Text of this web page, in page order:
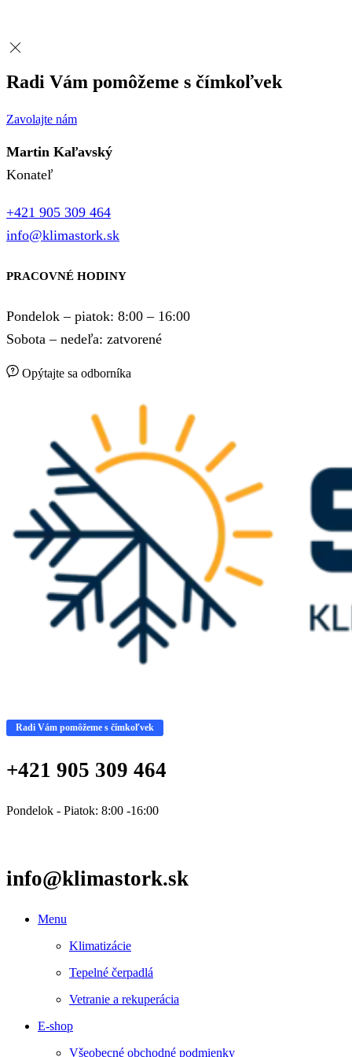
Radi Vám pomôžeme s čímkoľvek
Zavolajte nám
Martin Kaľavský
Konateľ
+421 905 309 464
info@klimastork.sk
PRACOVNÉ HODINY
Pondelok – piatok: 8:00 – 16:00
Sobota – nedeľa: zatvorené
Opýtajte sa odborníka
Radi Vám pomôžeme s čímkoľvek
+421 905 309 464
Pondelok - Piatok: 8:00 -16:00
info@klimastork.sk
Menu
Klimatizácie
Tepelné čerpadlá
Vetranie a rekuperácia
E-shop
Všeobecné obchodné podmienky